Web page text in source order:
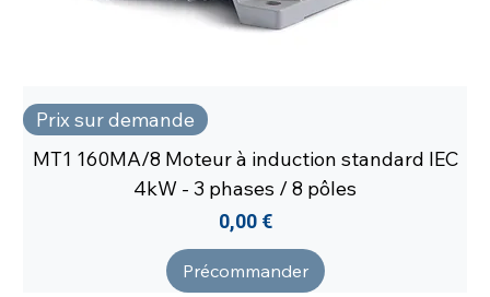
Prix sur demande
MT1 160MA/8 Moteur à induction standard IEC
4kW - 3 phases / 8 pôles
Prix
0,00 €
Précommander